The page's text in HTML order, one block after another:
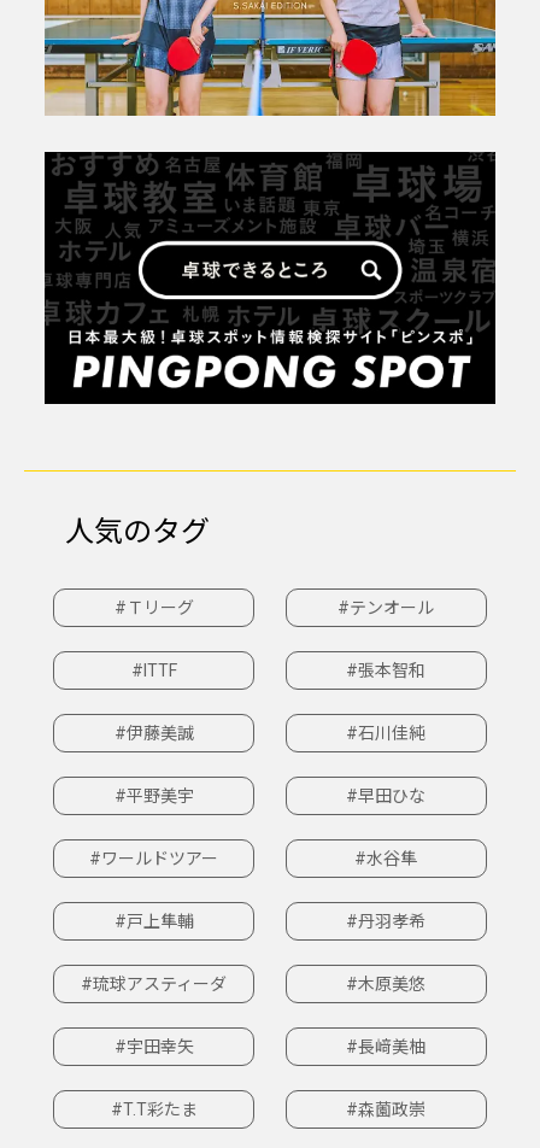
人気のタグ
#Ｔリーグ #テンオール
#ITTF #張本智和
#伊藤美誠 #石川佳純
#平野美宇 #早田ひな
#ワールドツアー #水谷隼
#戸上隼輔 #丹羽孝希
#琉球アスティーダ #木原美悠
#宇田幸矢 #長﨑美柚
#T.T彩たま #森薗政崇